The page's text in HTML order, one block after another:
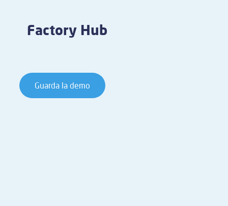
Factory Hub
Guarda la demo